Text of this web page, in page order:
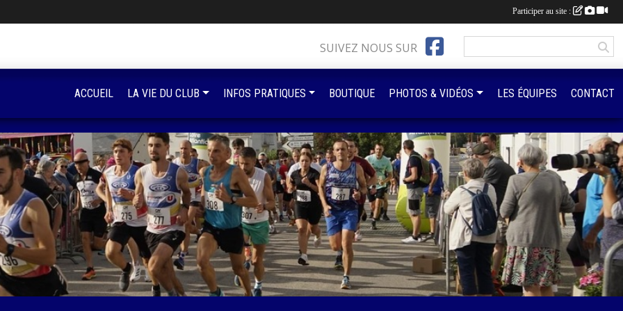
SUIVEZ NOUS SUR
ACCUEIL LA VIE DU CLUB INFOS PRATIQUES BOUTIQUE PHOTOS & VIDÉOS LES ÉQUIPES CONTACT
Participer au site :